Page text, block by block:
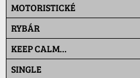
MOTORISTICKÉ
RYBÁR
KEEP CALM...
SINGLE